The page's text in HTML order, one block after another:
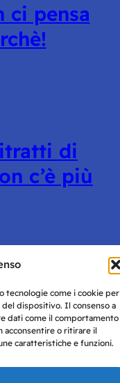
tecnologie come i cookie per
dispositivo. Il consenso a
dati come il comportamento
acconsentire o ritirare il
caratteristiche e funzioni.
ci pensa
di
c’è più
il tribunale di
sono forniti